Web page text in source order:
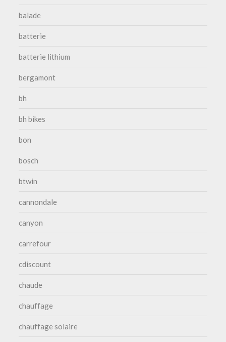
balade
batterie
batterie lithium
bergamont
bh
bh bikes
bon
bosch
btwin
cannondale
canyon
carrefour
cdiscount
chaude
chauffage
chauffage solaire